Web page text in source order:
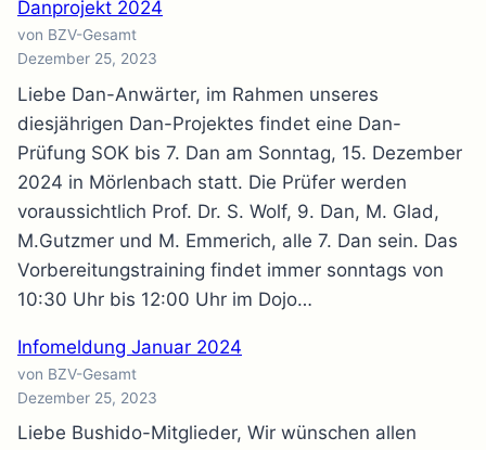
Danprojekt 2024
von BZV-Gesamt
Dezember 25, 2023
Liebe Dan-Anwärter, im Rahmen unseres
diesjährigen Dan-Projektes findet eine Dan-
Prüfung SOK bis 7. Dan am Sonntag, 15. Dezember
2024 in Mörlenbach statt. Die Prüfer werden
voraussichtlich Prof. Dr. S. Wolf, 9. Dan, M. Glad,
M.Gutzmer und M. Emmerich, alle 7. Dan sein. Das
Vorbereitungstraining findet immer sonntags von
10:30 Uhr bis 12:00 Uhr im Dojo…
Infomeldung Januar 2024
von BZV-Gesamt
Dezember 25, 2023
Liebe Bushido-Mitglieder, Wir wünschen allen